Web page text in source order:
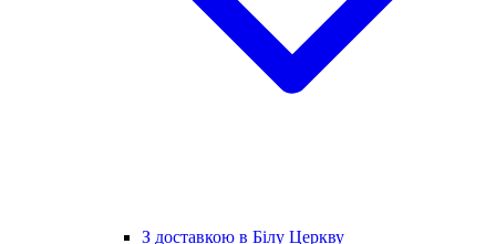
З доставкою в Білу Церкву